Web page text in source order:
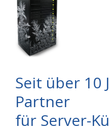
Seit über 10
Partner
für Server-